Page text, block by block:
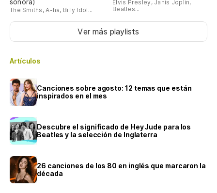
sonora)
The Smiths, A-ha, Billy Idol...
Elvis Presley, Janis Joplin,
Beatles...
Ver más playlists
Artículos
Canciones sobre agosto: 12 temas que están
inspirados en el mes
Descubre el significado de Hey Jude para los
Beatles y la selección de Inglaterra
26 canciones de los 80 en inglés que marcaron la
década